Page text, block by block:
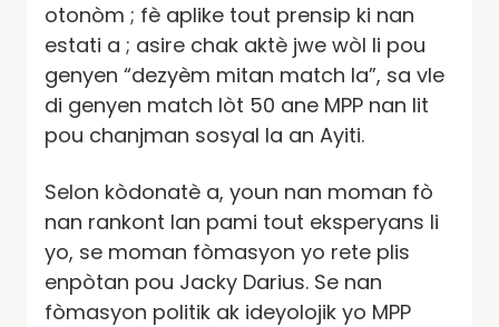
otonòm ; fè aplike tout prensip ki nan
estati a ; asire chak aktè jwe wòl li pou
genyen “dezyèm mitan match la”, sa vle
di genyen match lòt 50 ane MPP nan lit
pou chanjman sosyal la an Ayiti.
Selon kòdonatè a, youn nan moman fò
nan rankont lan pami tout eksperyans li
yo, se moman fòmasyon yo rete plis
enpòtan pou Jacky Darius. Se nan
fòmasyon politik ak ideyolojik yo MPP